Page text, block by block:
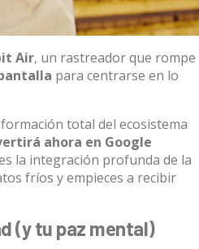
Air, un rastreador que rompe
para centrarse en lo
total del ecosistema
ahora en Google
la integración profunda de la
fríos y empieces a recibir
(y tu paz mental)